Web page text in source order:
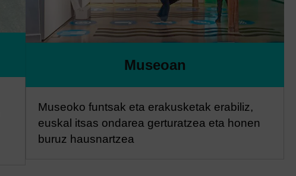
Museoan
Museoko funtsak eta erakusketak erabiliz,
euskal itsas ondarea gerturatzea eta honen
buruz hausnartzea